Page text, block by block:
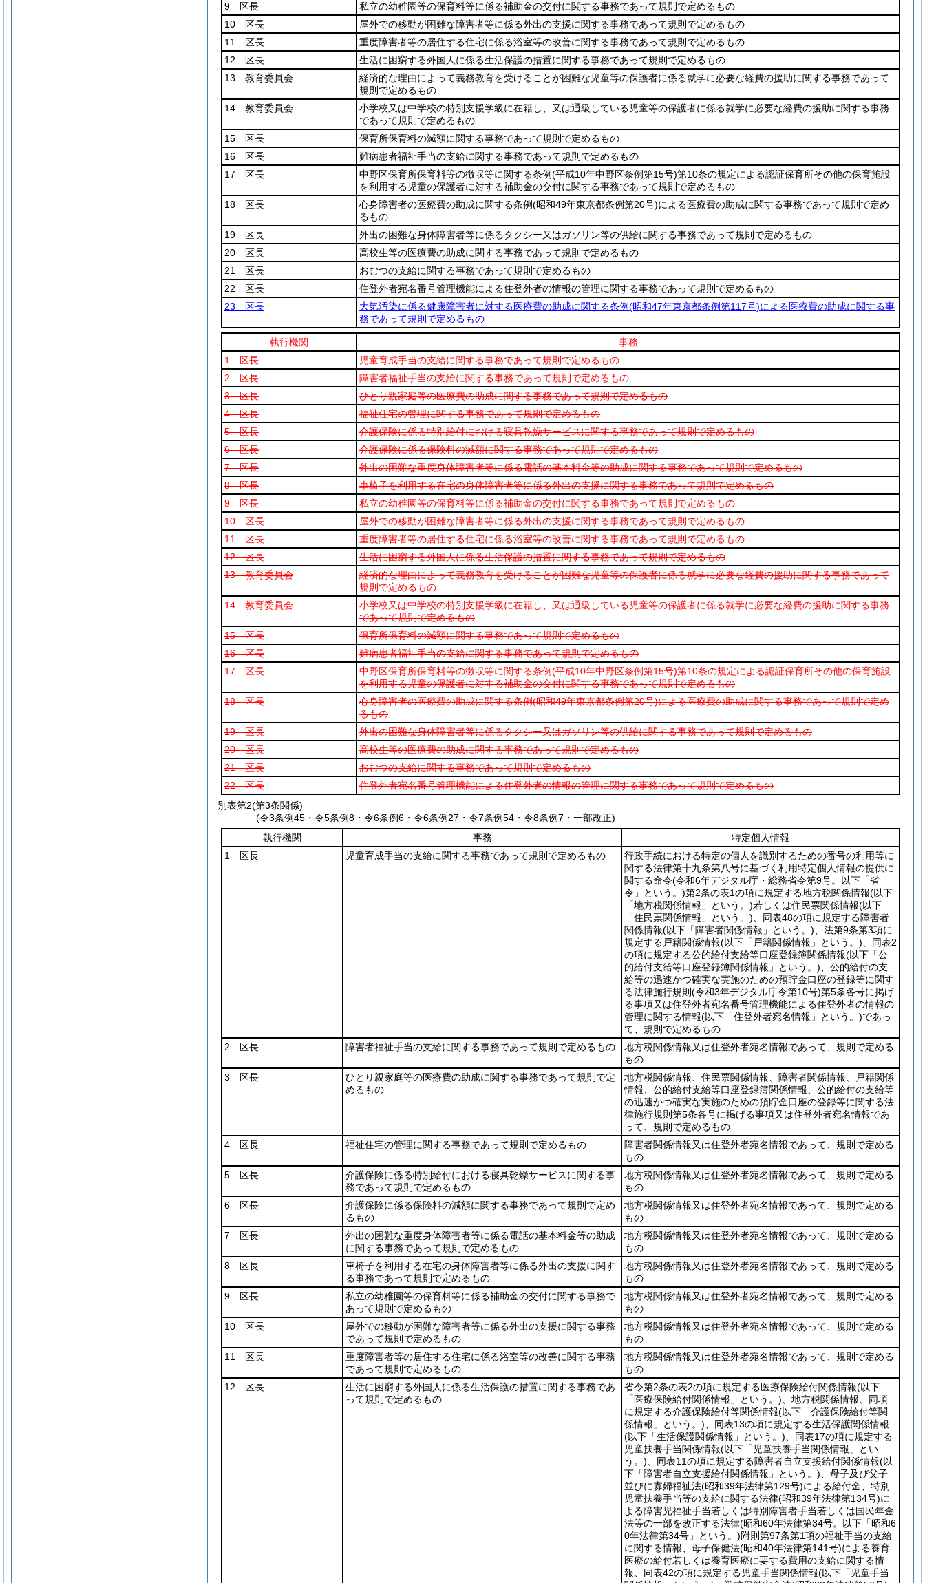
9 区長
私立の幼稚園等の保育料等に係る補助金の交付に関する事務であって規則で定めるもの
10 区長
屋外での移動が困難な障害者等に係る外出の支援に関する事務であって規則で定めるもの
11 区長
重度障害者等の居住する住宅に係る浴室等の改善に関する事務であって規則で定めるもの
12 区長
生活に困窮する外国人に係る生活保護の措置に関する事務であって規則で定めるもの
13 教育委員会
経済的な理由によって義務教育を受けることが困難な児童等の保護者に係る就学に必要な経費の援助に関する事務であって
規則で定めるもの
14 教育委員会
小学校又は中学校の特別支援学級に在籍し、又は通級している児童等の保護者に係る就学に必要な経費の援助に関する事務
であって規則で定めるもの
15 区長
保育所保育料の減額に関する事務であって規則で定めるもの
16 区長
難病患者福祉手当の支給に関する事務であって規則で定めるもの
17 区長
中野区保育所保育料等の徴収等に関する条例(平成10年中野区条例第15号)第10条の規定による認証保育所その他の保育施設
を利用する児童の保護者に対する補助金の交付に関する事務であって規則で定めるもの
18 区長
心身障害者の医療費の助成に関する条例(昭和49年東京都条例第20号)による医療費の助成に関する事務であって規則で定め
るもの
19 区長
外出の困難な身体障害者等に係るタクシー又はガソリン等の供給に関する事務であって規則で定めるもの
20 区長
高校生等の医療費の助成に関する事務であって規則で定めるもの
21 区長
おむつの支給に関する事務であって規則で定めるもの
22 区長
住登外者宛名番号管理機能による住登外者の情報の管理に関する事務であって規則で定めるもの
23 区長
大気汚染に係る健康障害者に対する医療費の助成に関する条例(昭和47年東京都条例第117号)による医療費の助成に関する事
務であって規則で定めるもの
執行機関
事務
1 区長
児童育成手当の支給に関する事務であって規則で定めるもの
2 区長
障害者福祉手当の支給に関する事務であって規則で定めるもの
3 区長
ひとり親家庭等の医療費の助成に関する事務であって規則で定めるもの
4 区長
福祉住宅の管理に関する事務であって規則で定めるもの
5 区長
介護保険に係る特別給付における寝具乾燥サービスに関する事務であって規則で定めるもの
6 区長
介護保険に係る保険料の減額に関する事務であって規則で定めるもの
7 区長
外出の困難な重度身体障害者等に係る電話の基本料金等の助成に関する事務であって規則で定めるもの
8 区長
車椅子を利用する在宅の身体障害者等に係る外出の支援に関する事務であって規則で定めるもの
9 区長
私立の幼稚園等の保育料等に係る補助金の交付に関する事務であって規則で定めるもの
10 区長
屋外での移動が困難な障害者等に係る外出の支援に関する事務であって規則で定めるもの
11 区長
重度障害者等の居住する住宅に係る浴室等の改善に関する事務であって規則で定めるもの
12 区長
生活に困窮する外国人に係る生活保護の措置に関する事務であって規則で定めるもの
13 教育委員会
経済的な理由によって義務教育を受けることが困難な児童等の保護者に係る就学に必要な経費の援助に関する事務であって
規則で定めるもの
14 教育委員会
小学校又は中学校の特別支援学級に在籍し、又は通級している児童等の保護者に係る就学に必要な経費の援助に関する事務
であって規則で定めるもの
15 区長
保育所保育料の減額に関する事務であって規則で定めるもの
16 区長
難病患者福祉手当の支給に関する事務であって規則で定めるもの
17 区長
中野区保育所保育料等の徴収等に関する条例(平成10年中野区条例第15号)第10条の規定による認証保育所その他の保育施設
を利用する児童の保護者に対する補助金の交付に関する事務であって規則で定めるもの
18 区長
心身障害者の医療費の助成に関する条例(昭和49年東京都条例第20号)による医療費の助成に関する事務であって規則で定め
るもの
19 区長
外出の困難な身体障害者等に係るタクシー又はガソリン等の供給に関する事務であって規則で定めるもの
20 区長
高校生等の医療費の助成に関する事務であって規則で定めるもの
21 区長
おむつの支給に関する事務であって規則で定めるもの
22 区長
住登外者宛名番号管理機能による住登外者の情報の管理に関する事務であって規則で定めるもの
別表第2(第3条関係)
(令3条例45・令5条例8・令6条例6・令6条例27・令7条例54・令8条例7・一部改正)
執行機関
事務
特定個人情報
1 区長
児童育成手当の支給に関する事務であって規則で定めるもの
行政手続における特定の個人を識別するための番号の利用等に
関する法律第十九条第八号に基づく利用特定個人情報の提供に
関する命令(令和6年デジタル庁・総務省令第9号。以下「省
令」という。)第2条の表1の項に規定する地方税関係情報(以下
「地方税関係情報」という。)若しくは住民票関係情報(以下
「住民票関係情報」という。) 、同表48の項に規定する障害者
関係情報(以下「障害者関係情報」という。) 、法第9条第3項に
規定する戸籍関係情報(以下「戸籍関係情報」という。) 、同表2
の項に規定する公的給付支給等口座登録簿関係情報(以下「公
的給付支給等口座登録簿関係情報」という。) 、公的給付の支
給等の迅速かつ確実な実施のための預貯金口座の登録等に関す
る法律施行規則 (令和3年デジタル庁令第10号)第5条各号に掲げ
る事項又は住登外者宛名番号管理機能による住登外者の情報の
管理に関する情報(以下「住登外者宛名情報」という。)であっ
て、規則で定めるもの
2 区長
障害者福祉手当の支給に関する事務であって規則で定めるもの
地方税関係情報又は住登外者宛名情報であって、規則で定める
もの
3 区長
ひとり親家庭等の医療費の助成に関する事務であって規則で定
めるもの
地方税関係情報、住民票関係情報、障害者関係情報、戸籍関係
情報、公的給付支給等口座登録簿関係情報、公的給付の支給等
の迅速かつ確実な実施のための預貯金口座の登録等に関する法
律施行規則第5条各号に掲げる事項又は住登外者宛名情報であ
って、規則で定めるもの
4 区長
福祉住宅の管理に関する事務であって規則で定めるもの
障害者関係情報又は住登外者宛名情報であって、規則で定める
もの
5 区長
介護保険に係る特別給付における寝具乾燥サービスに関する事
務であって規則で定めるもの
地方税関係情報又は住登外者宛名情報であって、規則で定める
もの
6 区長
介護保険に係る保険料の減額に関する事務であって規則で定め
るもの
地方税関係情報又は住登外者宛名情報であって、規則で定める
もの
7 区長
外出の困難な重度身体障害者等に係る電話の基本料金等の助成
に関する事務であって規則で定めるもの
地方税関係情報又は住登外者宛名情報であって、規則で定める
もの
8 区長
車椅子を利用する在宅の身体障害者等に係る外出の支援に関す
る事務であって規則で定めるもの
地方税関係情報又は住登外者宛名情報であって、規則で定める
もの
9 区長
私立の幼稚園等の保育料等に係る補助金の交付に関する事務で
あって規則で定めるもの
地方税関係情報又は住登外者宛名情報であって、規則で定める
もの
10 区長
屋外での移動が困難な障害者等に係る外出の支援に関する事務
であって規則で定めるもの
地方税関係情報又は住登外者宛名情報であって、規則で定める
もの
11 区長
重度障害者等の居住する住宅に係る浴室等の改善に関する事務
であって規則で定めるもの
地方税関係情報又は住登外者宛名情報であって、規則で定める
もの
12 区長
生活に困窮する外国人に係る生活保護の措置に関する事務であ
って規則で定めるもの
省令第2条の表2の項に規定する医療保険給付関係情報(以下
「医療保険給付関係情報」という。) 、地方税関係情報、同項
に規定する介護保険給付等関係情報(以下「介護保険給付等関
係情報」という。) 、同表13の項に規定する生活保護関係情報
(以下「生活保護関係情報」という。) 、同表17の項に規定する
児童扶養手当関係情報(以下「児童扶養手当関係情報」とい
う。) 、同表11の項に規定する障害者自立支援給付関係情報(以
下「障害者自立支援給付関係情報」という。) 、母子及び父子
並びに寡婦福祉法(昭和39年法律第129号)による給付金、特別
児童扶養手当等の支給に関する法律(昭和39年法律第134号)に
よる障害児福祉手当若しくは特別障害者手当若しくは国民年金
法等の一部を改正する法律(昭和60年法律第34号。以下「昭和6
0年法律第34号」という。)附則第97条第1項の福祉手当の支給
に関する情報、母子保健法(昭和40年法律第141号)による養育
医療の給付若しくは養育医療に要する費用の支給に関する情
報、同表42の項に規定する児童手当関係情報(以下「児童手当